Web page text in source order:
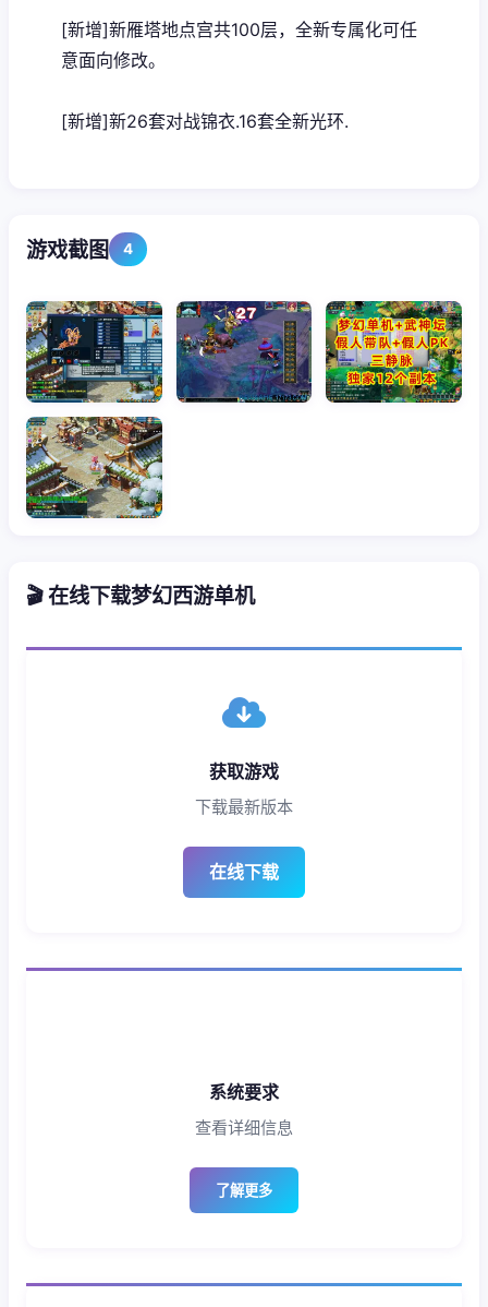
[新增]新雁塔地点宫共100层，全新专属化可任
意面向修改。
[新增]新26套对战锦衣.16套全新光环.
游戏截图 4
🎬 在线下载梦幻西游单机
获取游戏
下载最新版本
在线下载
系统要求
查看详细信息
了解更多